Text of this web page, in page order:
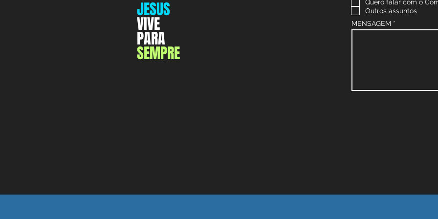
JESUS
VIVE
PARA
SEMPRE
Quero falar com o
Outros assuntos
MENSAGEM